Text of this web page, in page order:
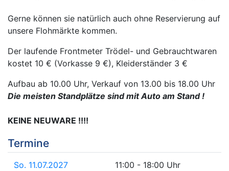
Gerne können sie natürlich auch ohne Reservierung auf
unsere Flohmärkte kommen.
Der laufende Frontmeter Trödel- und Gebrauchtwaren
kostet 10 € (Vorkasse 9 €), Kleiderständer 3 €
Aufbau ab 10.00 Uhr, Verkauf von 13.00 bis 18.00 Uhr
Die meisten Standplätze sind mit Auto am Stand !
KEINE NEUWARE !!!!
Termine
So. 11.07.2027 11:00 - 18:00 Uhr